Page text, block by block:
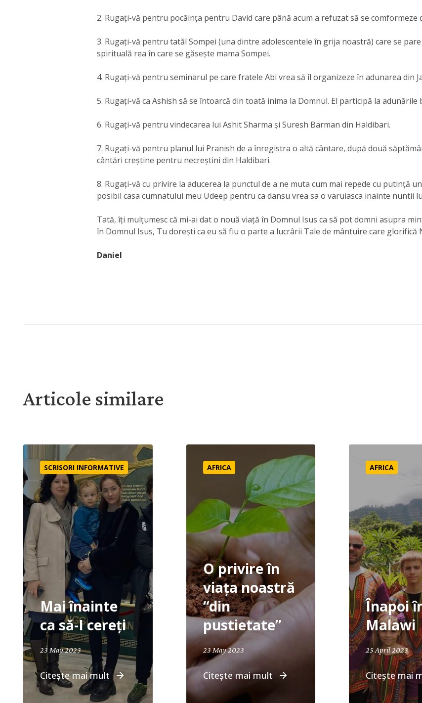
2. Rugați-vă pentru pocăința pentru David care până acum a refuzat să se
3. Rugați-vă pentru tatăl Sompei (una dintre adolescentele în grija noastră) care se
spirituală rea în care se găsește mama Sompei.
4. Rugați-vă pentru seminarul pe care fratele Abi vrea să îl organizeze în adunarea din
5. Rugați-vă ca Ashish să se întoarcă din toată inima la Domnul. El participă la
6. Rugați-vă pentru vindecarea lui Ashit Sharma și Suresh Barman din Haldibari.
7. Rugați-vă pentru planul lui Pranish de a înregistra o altă cântare, după două
cântări creștine pentru necreștini din Haldibari.
8. Rugați-vă cu privire la aducerea la punctul de a ne muta cum mai repede cu putință
posibil casa cumnatului meu Udeep pentru ca dansu vrea sa o varuiasca inainte nuntii
Tată, îți mulțumesc că mi-ai dat o nouă viață în Domnul Isus ca să pot domni asupra
în Domnul Isus, Tu dorești ca eu să fiu o parte a lucrârii Tale de mântuire care glorifică
Daniel
Articole similare
Mai înainte ca să-I cereți
Mai înainte
ca să-I cereți
SCRISORI INFORMATIVE
23 May 2023
Citește mai mult
O privire în
viața noastră
“din
pustietate”
AFRICA
23 May 2023April 19, 2024
Citește mai mult
Înapoi
Malawi
AFRICA
25 April 2023
Citește mai